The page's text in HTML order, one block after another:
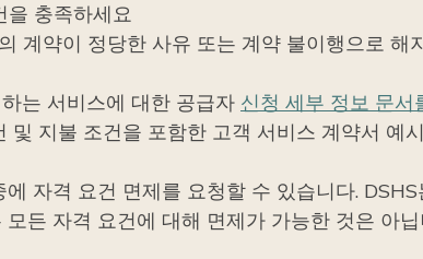
을 충족하세요
계약이 정당한 사유 또는 계약 불이행으로 해
는 서비스에 대한 공급자 신청 세부 정보 문서
및 지불 조건을 포함한 고객 서비스 계약서 예
에 자격 요건 면제를 요청할 수 있습니다.
모든 자격 요건에 대해 면제가 가능한 것은 아닙